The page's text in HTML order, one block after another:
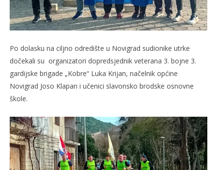
Po dolasku na ciljno odredište u Novigrad sudionike utrke
dočekali su organizatori dopredsjednik veterana 3. bojne 3.
gardijske brigade „Kobre“ Luka Krijan, načelnik općine
Novigrad Joso Klapan i učenici slavonsko brodske osnovne
škole.